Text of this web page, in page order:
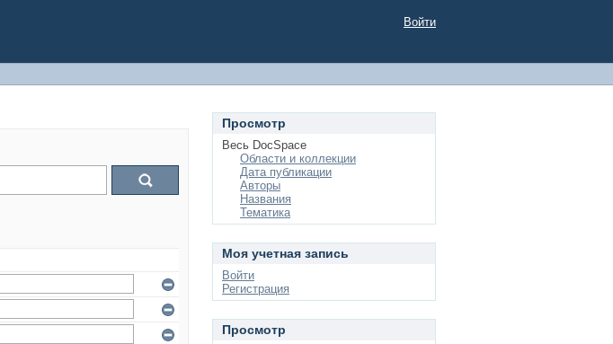
Войти
Просмотр
Весь DocSpace
Области и коллекции
Дата публикации
Авторы
Названия
Тематика
Моя учетная запись
Войти
Регистрация
Просмотр